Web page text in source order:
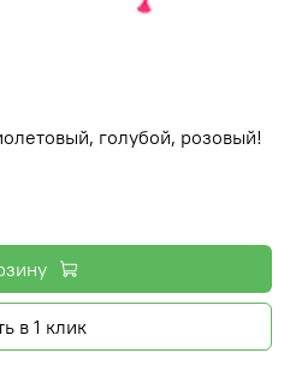
голубой, розовый!
в 1 клик